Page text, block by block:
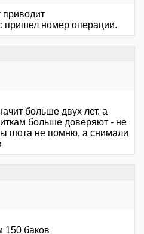
приводит
пришел номер операции.
больше двух лет. а
больше доверяют - не
шота не помню, а снимали
150 баков